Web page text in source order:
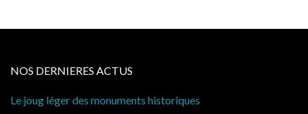
NOS DERNIERES ACTUS
Cabines de plage : le juge admet des redevances revalorisées,